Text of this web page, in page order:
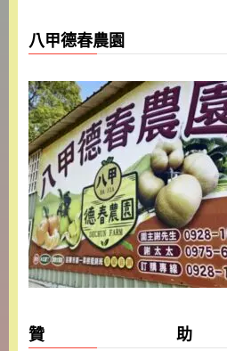
八甲德春農園
贊 助